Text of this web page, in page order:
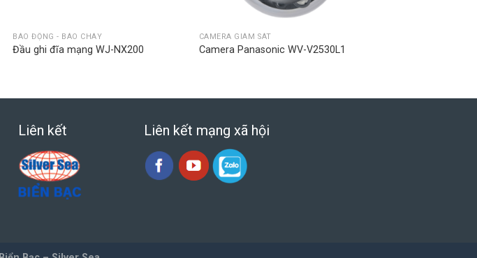
BÁO ĐỘNG - BÁO CHÁY
Đầu ghi đĩa mạng WJ-NX200
CAMERA GIÁM SÁT
Camera Panasonic WV-V2530L1
Liên kết Liên kết mạng xã hội